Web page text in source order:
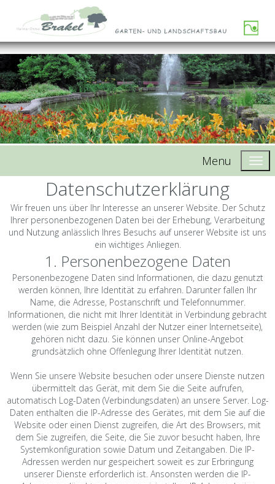
Menu
Datenschutzerklärung
Wir freuen uns über Ihr Interesse an unserer Website. Der Schutz
Ihrer personenbezogenen Daten bei der Erhebung, Verarbeitung
und Nutzung anlässlich Ihres Besuchs auf unserer Website ist uns
ein wichtiges Anliegen.
1. Personenbezogene Daten
Personenbezogene Daten sind Informationen, die dazu genutzt
werden können, Ihre Identität zu erfahren. Darunter fallen Ihr
Name, die Adresse, Postanschrift und Telefonnummer.
Informationen, die nicht mit Ihrer Identität in Verbindung gebracht
werden (wie zum Beispiel Anzahl der Nutzer einer Internetseite),
gehören nicht dazu. Sie können unser Online-Angebot
grundsätzlich ohne Offenlegung Ihrer Identität nutzen.
Wenn Sie unsere Website besuchen oder unsere Dienste nutzen
übermittelt das Gerät, mit dem Sie die Seite aufrufen,
automatisch Log-Daten (Verbindungsdaten) an unsere Server. Log-
Daten enthalten die IP-Adresse des Gerätes, mit dem Sie auf die
Website oder einen Dienst zugreifen, die Art des Browsers, mit
dem Sie zugreifen, die Seite, die Sie zuvor besucht haben, Ihre
Systemkonfiguration sowie Datum und Zeitangaben. Die IP-
Adressen werden nur gespeichert soweit es zur Erbringung
unserer Dienste erforderlich ist. Ansonsten werden die IP-